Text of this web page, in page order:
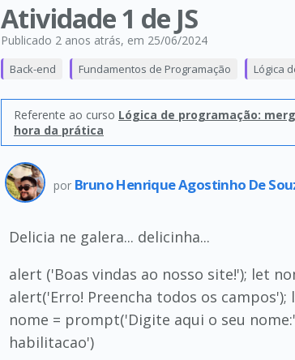
Atividade 1 de JS
Publicado 2 anos atrás, em 25/06/2024
Back-end Fundamentos de Programação Lógica
Referente ao curso Lógica de programação:
hora da prática
por Bruno Henrique Agostinho De
Delicia ne galera... delicinha...
alert ('Boas vindas ao nosso site!'); let
alert('Erro! Preencha todos os
nome = prompt('Digite aqui o seu
habilitacao')